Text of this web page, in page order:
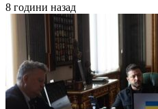
8 години назад